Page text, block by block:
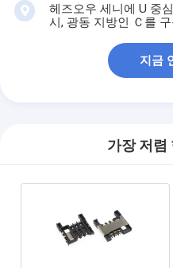
헤즈오우 세니에 U 중
시, 광동 지방인 Ｃ를
지금
가장 저렴